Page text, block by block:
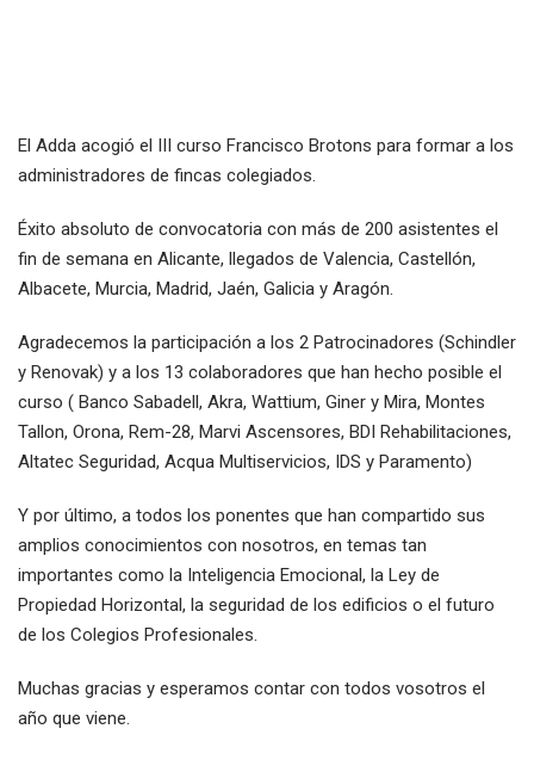
El Adda acogió el III curso Francisco Brotons para formar a los
administradores de fincas colegiados.
Éxito absoluto de convocatoria con más de 200 asistentes el
fin de semana en Alicante, llegados de Valencia, Castellón,
Albacete, Murcia, Madrid, Jaén, Galicia y Aragón.
Agradecemos la participación a los 2 Patrocinadores (Schindler
y Renovak) y a los 13 colaboradores que han hecho posible el
curso ( Banco Sabadell, Akra, Wattium, Giner y Mira, Montes
Tallon, Orona, Rem-28, Marvi Ascensores, BDI Rehabilitaciones,
Altatec Seguridad, Acqua Multiservicios, IDS y Paramento)
Y por último, a todos los ponentes que han compartido sus
amplios conocimientos con nosotros, en temas tan
importantes como la Inteligencia Emocional, la Ley de
Propiedad Horizontal, la seguridad de los edificios o el futuro
de los Colegios Profesionales.
Muchas gracias y esperamos contar con todos vosotros el
año que viene.